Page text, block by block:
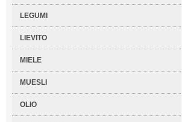
LEGUMI
LIEVITO
MIELE
MUESLI
OLIO